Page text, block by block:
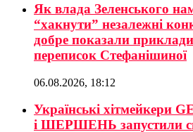
Як влада Зеленського
“хакнути” незалежні
добре показали
переписок Стефанішиної
06.08.2026, 18:12
Українські хітмейкери
і ШЕРШЕНЬ запустили